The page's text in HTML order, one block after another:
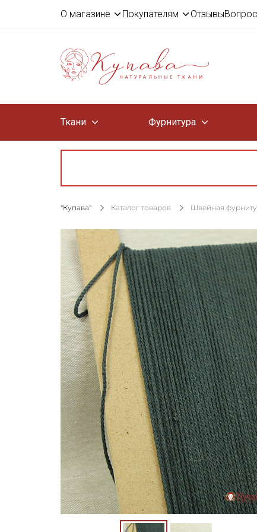
О магазине Покупателям Отзывы
Ткани Фурнитура
"Купава" Каталог товаров Швейная